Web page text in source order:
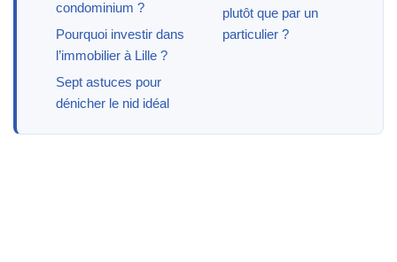
condominium ?
Pourquoi investir dans
l’immobilier à Lille ?
Sept astuces pour
dénicher le nid idéal
plutôt que par un
particulier ?